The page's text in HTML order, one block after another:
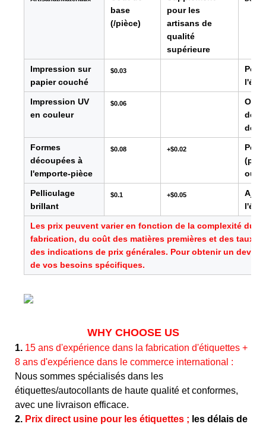
base
(/pièce)
pour les
artisans de
qualité
supérieure
Impression sur
papier couché
$0.03
Impression UV
en couleur
$0.06
des
Formes
découpées à
l'emporte-pièce
$0.08 +$0.02
(par
ou
Pelliculage
brillant
$0.1 +$0.05
Les prix peuvent varier en fonction de la complexité du
fabrication, du coût des matières premières et des taux
des indications de prix générales. Pour obtenir un devis
de vos besoins spécifiques.
WHY CHOOSE US
1. 15 ans d'expérience dans la fabrication d'étiquettes +
8 ans d'expérience dans le commerce international :
Nous sommes spécialisés dans les
étiquettes/autocollants de haute qualité et conformes,
avec une livraison efficace.
2. Prix direct usine pour les étiquettes ; les délais de